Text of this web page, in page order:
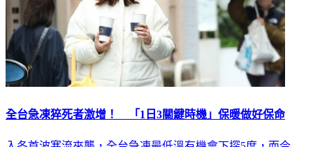
全台急凍猝死者激增！ 「1日3關鍵時機」保暖做好保命